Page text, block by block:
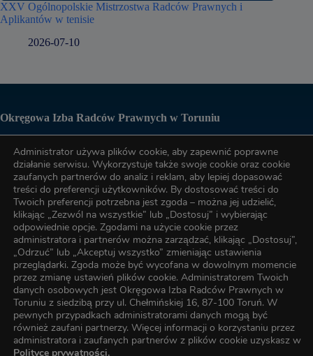
XXV Ogólnopolskie Mistrzostwa Radców Prawnych i
Aplikantów w tenisie
2026-07-10
Okręgowa Izba Radców Prawnych w Toruniu
Biuro OIRP
tel. (56) 622-89-17
tel. (56) 622-89-17
e-mail:oirp@torun.oirp.pl
e-mail:szkolenia@torun.oirp.pl
W Okręgowej Izbie Radców Prawnych w Toruniu został
wyznaczony Inspektor Ochrony Danych, z którym kontakt
Administrator używa plików cookie, aby zapewnić poprawne
działanie serwisu. Wykorzystuje także swoje cookie oraz cookie
zaufanych partnerów do analiz i reklam, aby lepiej dopasować
treści do preferencji użytkowników. By dostosować treści do
Twoich preferencji potrzebna jest zgoda – można jej udzielić,
klikając „Zezwól na wszystkie” lub „Dostosuj” i wybierając
odpowiednie opcje. Zgodami na użycie cookie przez
administratora i partnerów można zarządzać, klikając „Dostosuj”,
„Odrzuć” lub „Akceptuj wszystko” zmieniając ustawienia
przeglądarki. Zgoda może być wycofana w dowolnym momencie
przez zmianę ustawień plików cookie. Administratorem Twoich
danych osobowych jest Okręgowa Izba Radców Prawnych w
Toruniu z siedzibą przy ul. Chełmińskiej 16, 87-100 Toruń. W
pewnych przypadkach administratorami danych mogą być
również zaufani partnerzy. Więcej informacji o korzystaniu przez
administratora i zaufanych partnerów z plików cookie uzyskasz w
Polityce prywatności.